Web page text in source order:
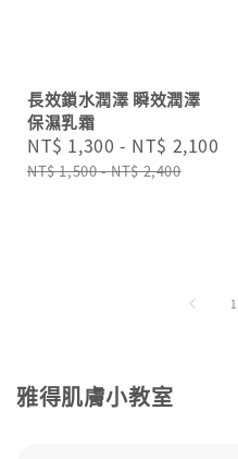
長效鎖水潤澤 瞬效潤澤
保濕乳霜
Sale
price
NT$ 1,300 - NT$ 2,100
NT$ 1,500-NT$ 2,400
1
雅得肌膚小教室